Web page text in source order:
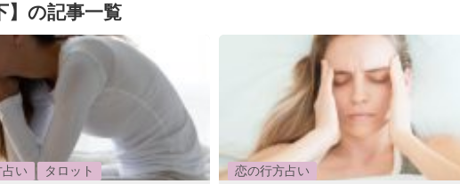
】の記事一覧
い
タロット
恋の行方占い